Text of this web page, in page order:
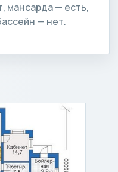
мансарда — есть,
— нет.